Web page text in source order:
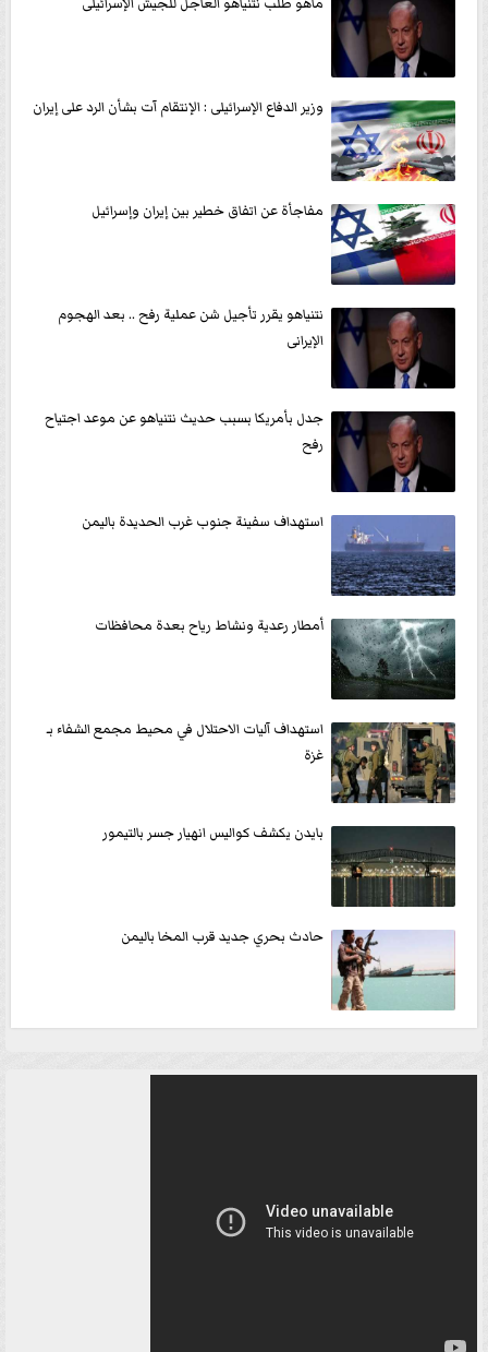
وزير الدفاع الإسرائيلى : الإنتقام آت بشأن الرد على إيران
مفاجأة عن اتفاق خطير بين إيران وإسرائيل
نتنياهو يقرر تأجيل شن عملية رفح .. بعد الهجوم
الإيرانى
جدل بأمريكا بسبب حديث نتنياهو عن موعد اجتياح
رفح
استهداف سفينة جنوب غرب الحديدة باليمن
أمطار رعدية ونشاط رياح بعدة محافظات
استهداف آليات الاحتلال في محيط مجمع الشفاء بـ
غزة
بايدن يكشف كواليس انهيار جسر بالتيمور
حادث بحري جديد قرب المخا باليمن